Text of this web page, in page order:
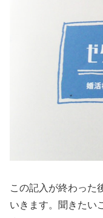
この記入が終わった
いきます。聞きたい